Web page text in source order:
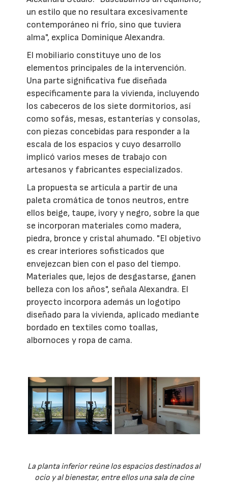
un estilo que no resultara excesivamente
contemporáneo ni frío, sino que tuviera
alma", explica Dominique Alexandra.
El mobiliario constituye uno de los
elementos principales de la intervención.
Una parte significativa fue diseñada
específicamente para la vivienda, incluyendo
los cabeceros de los siete dormitorios, así
como sofás, mesas, estanterías y consolas,
con piezas concebidas para responder a la
escala de los espacios y cuyo desarrollo
implicó varios meses de trabajo con
artesanos y fabricantes especializados.
La propuesta se articula a partir de una
paleta cromática de tonos neutros, entre
ellos beige, taupe, ivory y negro, sobre la que
se incorporan materiales como madera,
piedra, bronce y cristal ahumado. "El objetivo
es crear interiores sofisticados que
envejezcan bien con el paso del tiempo.
Materiales que, lejos de desgastarse, ganen
belleza con los años", señala Alexandra. El
proyecto incorpora además un logotipo
diseñado para la vivienda, aplicado mediante
bordado en textiles como toallas,
albornoces y ropa de cama.
La planta inferior reúne los espacios destinados al
ocio y al bienestar, entre ellos una sala de cine